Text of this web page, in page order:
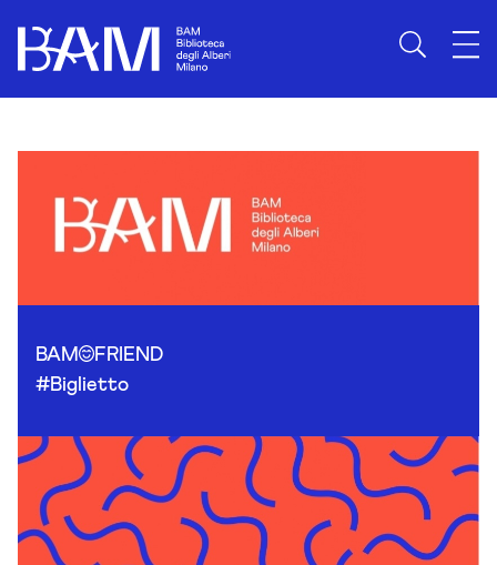
BAM
FRIEND
#Biglietto